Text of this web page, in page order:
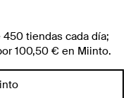
tiendas cada día;
100,50 € en Miinto.